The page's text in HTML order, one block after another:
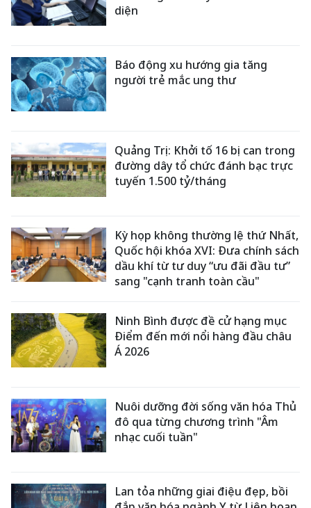
diện
Báo động xu hướng gia tăng
người trẻ mắc ung thư
Quảng Trị: Khởi tố 16 bị can trong
đường dây tổ chức đánh bạc trực
tuyến 1.500 tỷ/tháng
Kỳ họp không thường lệ thứ Nhất,
Quốc hội khóa XVI: Đưa chính sách
dầu khí từ tư duy “ưu đãi đầu tư”
sang "cạnh tranh toàn cầu"
Ninh Bình được đề cử hạng mục
Điểm đến mới nổi hàng đầu châu
Á 2026
Nuôi dưỡng đời sống văn hóa Thủ
đô qua từng chương trình "Âm
nhạc cuối tuần"
Lan tỏa những giai điệu đẹp, bồi